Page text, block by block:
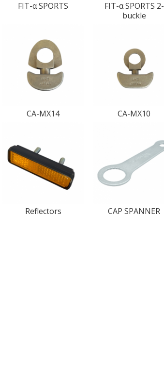
FIT-α SPORTS
FIT-α SPORTS 2-
buckle
CA-MX14 CA-MX10
Reflectors CAP SPANNER